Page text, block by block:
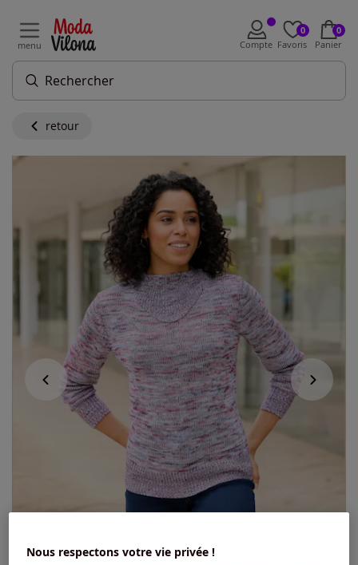
menu Compte
0
Favoris
0
Panier
retour
Nous respectons votre vie privée !